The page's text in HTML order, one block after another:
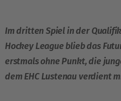
Im dritten Spiel in der
Hockey League blieb das
erstmals ohne Punkt, die
dem EHC Lustenau verdient